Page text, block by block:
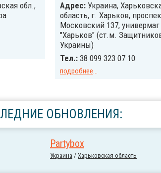
обл.,
Адрес: Украина,
область, г. Харьков,
Московский 137, универмаг
"Харьков" (ст.м.
Украины)
Тел.: 38 099 323 07 10
подробнее...
ОБНОВЛЕНИЯ:
Partybox
Украина / Харьковская область